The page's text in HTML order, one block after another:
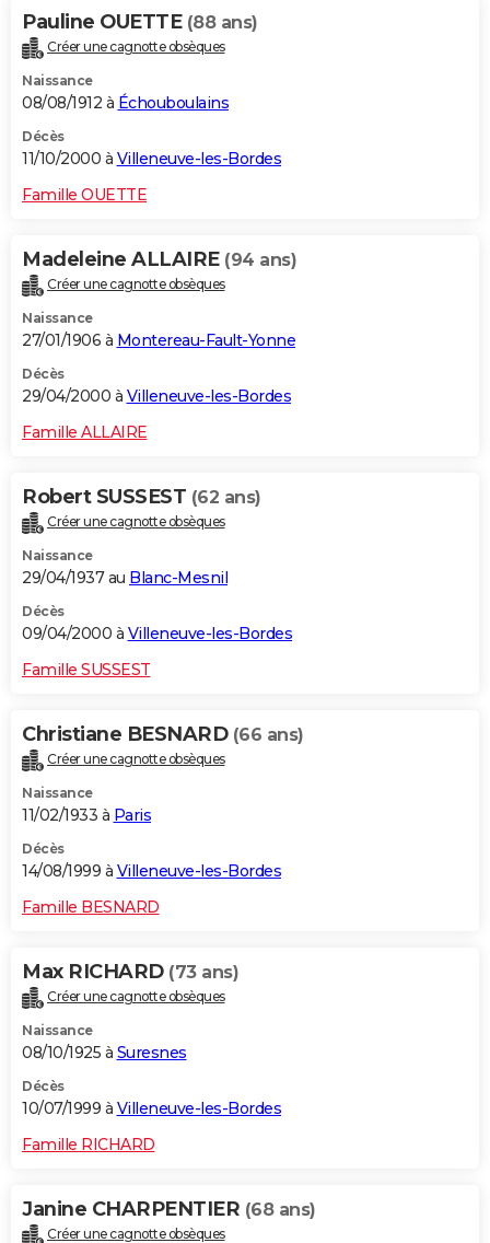
Pauline OUETTE (88 ans)
Créer une cagnotte obsèques
Naissance
08/08/1912 à Échouboulains
Décès
11/10/2000 à Villeneuve-les-Bordes
Famille OUETTE
Madeleine ALLAIRE (94 ans)
Créer une cagnotte obsèques
Naissance
27/01/1906 à Montereau-Fault-Yonne
Décès
29/04/2000 à Villeneuve-les-Bordes
Famille ALLAIRE
Robert SUSSEST (62 ans)
Créer une cagnotte obsèques
Naissance
29/04/1937 au Blanc-Mesnil
Décès
09/04/2000 à Villeneuve-les-Bordes
Famille SUSSEST
Christiane BESNARD (66 ans)
Créer une cagnotte obsèques
Naissance
11/02/1933 à Paris
Décès
14/08/1999 à Villeneuve-les-Bordes
Famille BESNARD
Max RICHARD (73 ans)
Créer une cagnotte obsèques
Naissance
08/10/1925 à Suresnes
Décès
10/07/1999 à Villeneuve-les-Bordes
Famille RICHARD
Janine CHARPENTIER (68 ans)
Créer une cagnotte obsèques